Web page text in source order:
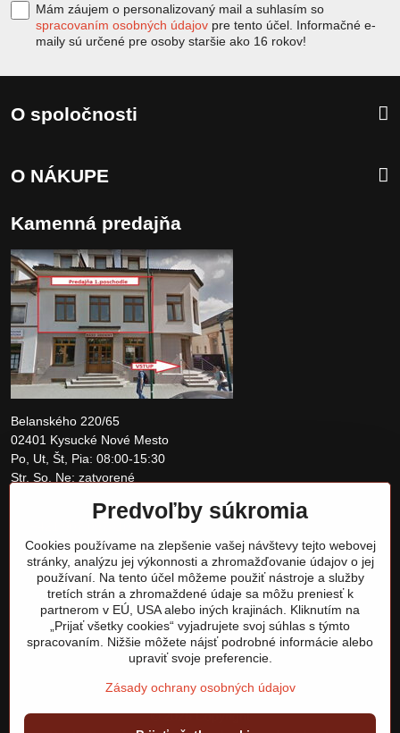
Mám záujem o personalizovaný mail a suhlasím so
spracovaním osobných údajov pre tento účel. Informačné e-
maily sú určené pre osoby staršie ako 16 rokov!
O spoločnosti
O NÁKUPE
Kamenná predajňa
Belanského 220/65
02401 Kysucké Nové Mesto
Po, Ut, Št, Pia: 08:00-15:30
Str, So, Ne: zatvorené
obchod@tomshardware.sk
©2026Copyright
Predvoľby súkromia
Cookies používame na zlepšenie vašej návštevy tejto webovej
stránky, analýzu jej výkonnosti a zhromažďovanie údajov o jej
používaní. Na tento účel môžeme použiť nástroje a služby
tretích strán a zhromaždené údaje sa môžu preniesť k
partnerom v EÚ, USA alebo iných krajinách. Kliknutím na
„Prijať všetky cookies“ vyjadrujete svoj súhlas s týmto
spracovaním. Nižšie môžete nájsť podrobné informácie alebo
upraviť svoje preferencie.
Zásady ochrany osobných údajov